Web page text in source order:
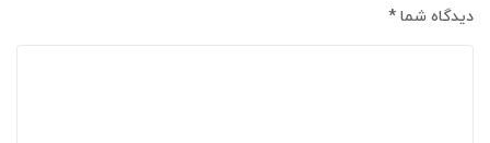
دیدگاه شما *